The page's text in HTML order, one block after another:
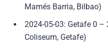
Mamés Barria, Bilbao)
2024-05-03: Getafe 0 –
Coliseum, Getafe)